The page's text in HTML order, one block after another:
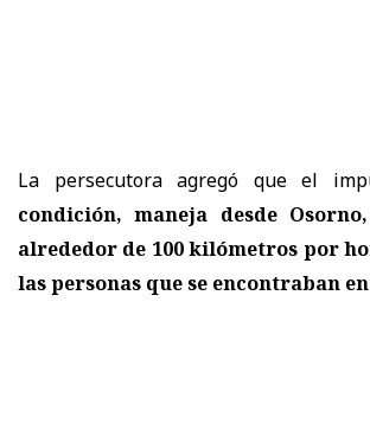
La persecutora agregó que el
condición, maneja desde
alrededor de 100 kilómetros por
las personas que se encontraban